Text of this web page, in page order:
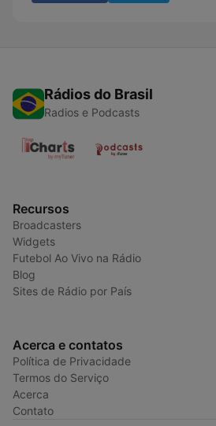
Rádios do Brasil
Radios e Podcasts
Recursos
Broadcasters
Widgets
Futebol Ao Vivo na Rádio
Blog
Sites de Rádio por País
Acerca e contatos
Política de Privacidade
Termos do Serviço
Acerca
Contato